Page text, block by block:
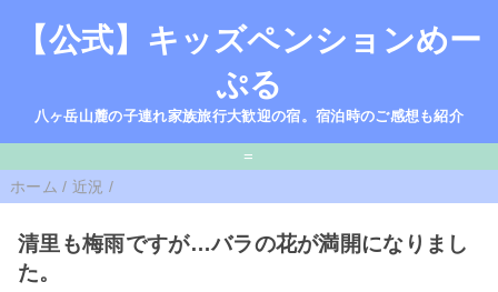
【公式】キッズペンションめー
ぷる
八ヶ岳山麓の子連れ家族旅行大歓迎の宿。宿泊時のご感想も紹介
=
ホーム / 近況 /
清里も梅雨ですが…バラの花が満開になりまし
た。